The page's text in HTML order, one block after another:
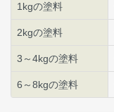
1kgの塗料
2kgの塗料
3～4kgの塗料
6～8kgの塗料